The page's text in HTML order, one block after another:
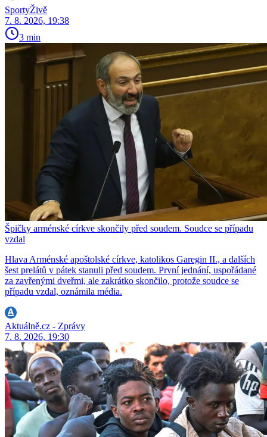
SportyŽivě
7. 8. 2026, 19:38
3 min
Špičky arménské církve skončily před soudem. Soudce se případu
vzdal
Hlava Arménské apoštolské církve, katolikos Garegin II., a dalších
šest prelátů v pátek stanuli před soudem. První jednání, uspořádané
za zavřenými dveřmi, ale zakrátko skončilo, protože soudce se
případu vzdal, oznámila média.
Aktuálně.cz - Zprávy
7. 8. 2026, 19:30